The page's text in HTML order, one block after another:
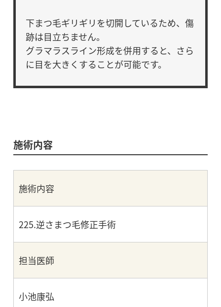
下まつ毛ギリギリを切開しているため、傷
跡は目立ちません。
グラマラスライン形成を併用すると、さら
に目を大きくすることが可能です。
施術内容
施術内容
225.逆さまつ毛修正手術
担当医師
小池康弘